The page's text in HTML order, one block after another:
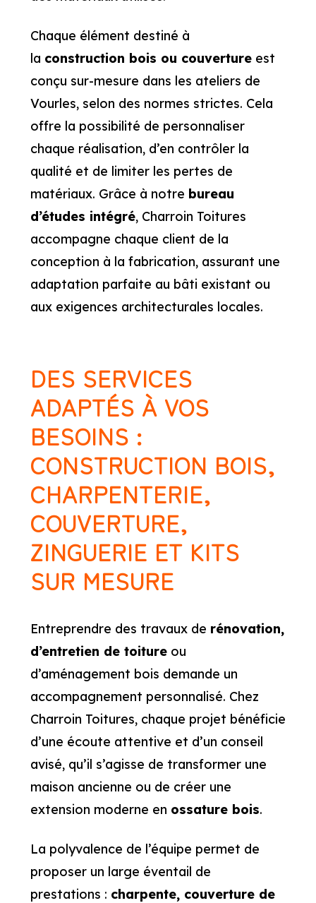
Chaque élément destiné à
la construction bois ou couvertureest
conçu sur-mesure dans les ateliers de
Vourles, selon des normes strictes. Cela
offre la possibilité de personnaliser
chaque réalisation, d’en contrôler la
qualité et de limiter les pertes de
matériaux. Grâce à notre bureau
d’études intégré, Charroin Toitures
accompagne chaque client de la
conception à la fabrication, assurant une
adaptation parfaite au bâti existant ou
aux exigences architecturales locales.
DES SERVICES
ADAPTÉS À VOS
BESOINS :
CONSTRUCTION BOIS,
CHARPENTERIE,
COUVERTURE,
ZINGUERIE ET KITS
SUR MESURE
Entreprendre des travaux de rénovation,
d’entretien de toitureou
d’aménagement bois demande un
accompagnement personnalisé. Chez
Charroin Toitures, chaque projet bénéficie
d’une écoute attentive et d’un conseil
avisé, qu’il s’agisse de transformer une
maison ancienne ou de créer une
extension moderne en ossature bois.
La polyvalence de l’équipe permet de
proposer un large éventail de
prestations : charpente, couverture de